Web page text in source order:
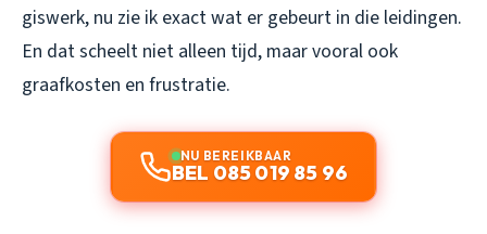
giswerk, nu zie ik exact wat er gebeurt in die leidingen.
En dat scheelt niet alleen tijd, maar vooral ook
graafkosten en frustratie.
NU BEREIKBAAR
BEL 085 019 85 96